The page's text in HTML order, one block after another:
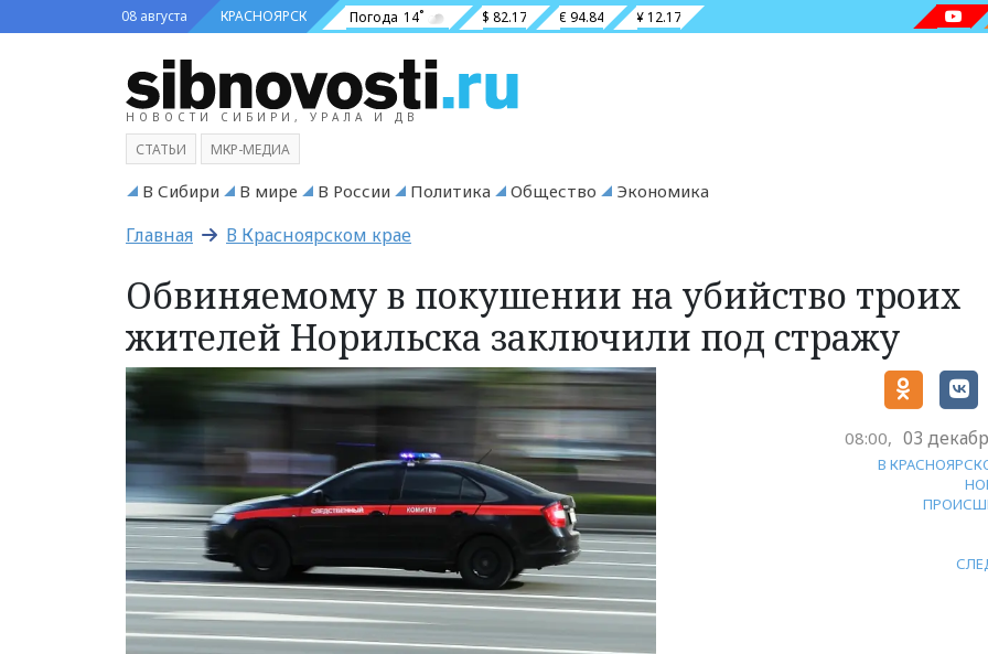
08 августа КРАСНОЯРСК Погода 14˚ $ 82.17 € 94.84 ¥ 12.17
НОВОСТИ СИБИРИ, УРАЛА И ДВ
СТАТЬИ МКР-МЕДИА
В Сибири В мире В России Политика Общество Экономика
Главная В Красноярском крае
Обвиняемому в покушении на убийство троих
жителей Норильска заключили под стражу
08:00, 03
В